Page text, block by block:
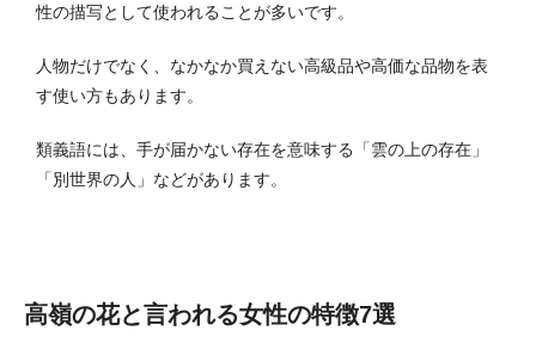
性の描写として使われることが多いです。
人物だけでなく、なかなか買えない高級品や高価な品物を表
す使い方もあります。
類義語には、手が届かない存在を意味する「雲の上の存在」
「別世界の人」などがあります。
高嶺の花と言われる女性の特徴7選